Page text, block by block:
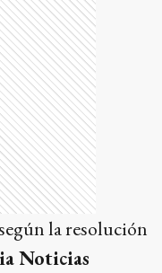
la resolución
Noticias